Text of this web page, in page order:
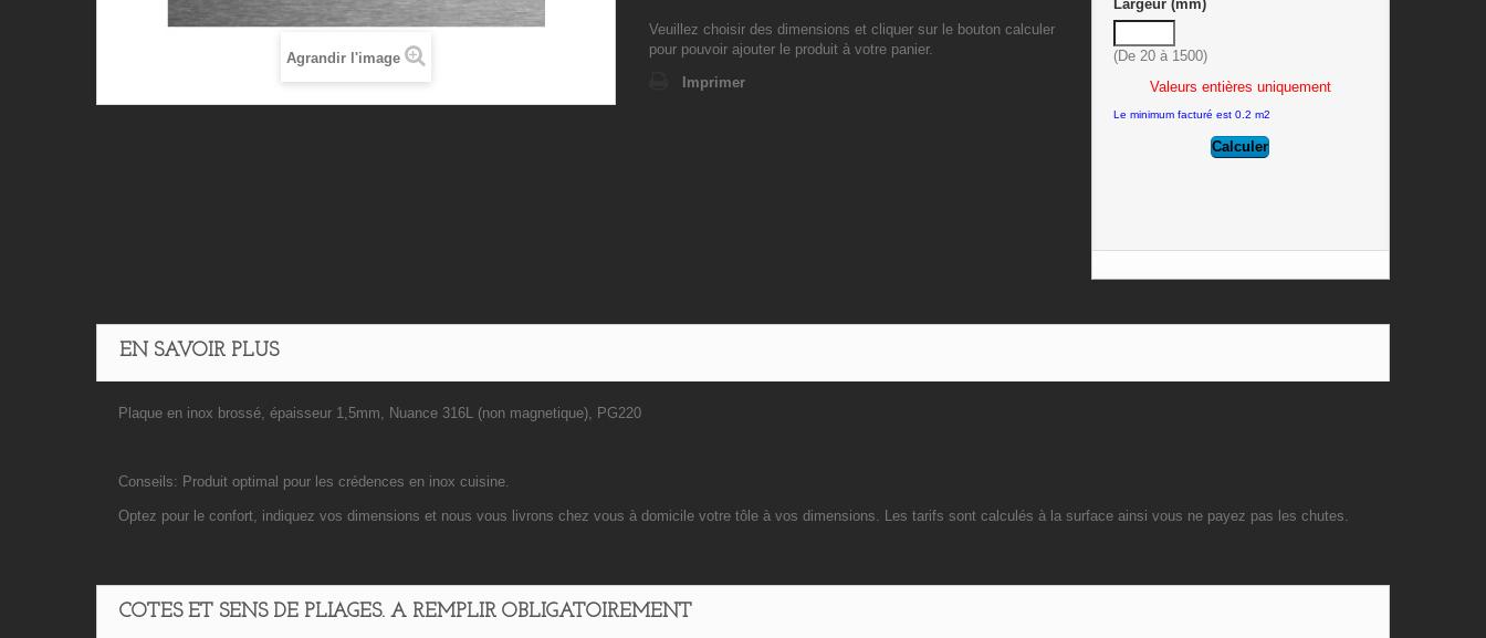
Agrandir l'image
Veuillez choisir des dimensions et cliquer sur le bouton calculer
pour pouvoir ajouter le produit à votre panier.
Imprimer
Largeur (mm)
(De 20 à 1500)
Valeurs entières uniquement
Le minimum facturé est 0.2 m2
EN SAVOIR PLUS
Plaque en inox brossé, épaisseur 1,5mm, Nuance 316L (non magnetique), PG220
Conseils: Produit optimal pour les crédences en inox cuisine.
Optez pour le confort, indiquez vos dimensions et nous vous livrons chez vous à domicile votre tôle à vos dimensions. Les tarifs sont calculés à la surface ainsi vous ne payez pas les chutes.
COTES ET SENS DE PLIAGES. A REMPLIR OBLIGATOIREMENT